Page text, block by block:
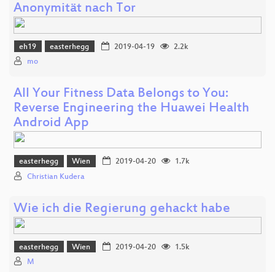
Anonymität nach Tor
eh19 easterhegg 2019-04-19
2.2k
mo
All Your Fitness Data Belongs to You:
Reverse Engineering the Huawei Health
Android App
easterhegg Wien 2019-04-20
1.7k
Christian Kudera
Wie ich die Regierung gehackt habe
easterhegg Wien 2019-04-20
1.5k
M